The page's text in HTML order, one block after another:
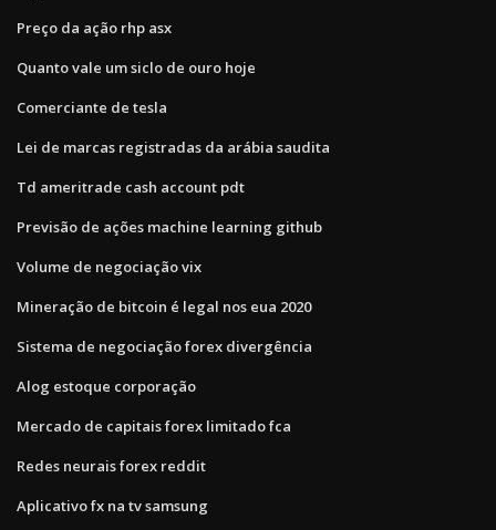
Preço da ação rhp asx
Quanto vale um siclo de ouro hoje
Comerciante de tesla
Lei de marcas registradas da arábia saudita
Td ameritrade cash account pdt
Previsão de ações machine learning github
Volume de negociação vix
Mineração de bitcoin é legal nos eua 2020
Sistema de negociação forex divergência
Alog estoque corporação
Mercado de capitais forex limitado fca
Redes neurais forex reddit
Aplicativo fx na tv samsung